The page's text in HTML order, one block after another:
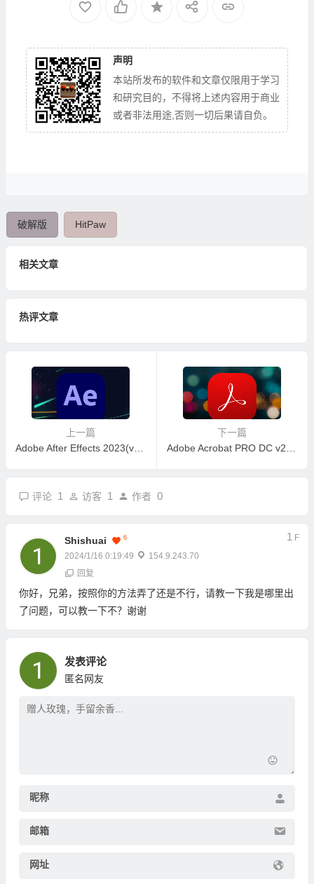
声明
本站所发布的软件和文章仅限用于学习
和研究目的，不得将上述内容用于商业
或者非法用途,否则一切后果请自负。
破解版 HitPaw
相关文章
热评文章
上一篇
Adobe After Effects 2023(v23.3.0) 破解版下载
下一篇
评论 1 访客 1 作者 0
Shishuai 6
2024/1/16 0:19:49 154.9.243.70
1 F
回复
你好，兄弟，按照你的方法弄了还是不行，请教一下我是哪里出
了问题，可以教一下不？谢谢
发表评论
匿名网友
昵称
邮箱
网址